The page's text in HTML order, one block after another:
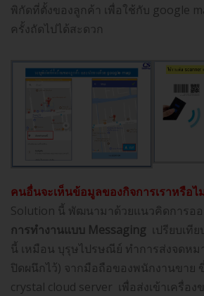
พิกัดที่ตั้งของลูกค้า เพื่อใช้กับ google
ครั้งถัดไปได้สะดวก
คนอื่นจะเห็นข้อมูลของกิจการเราหรือไ
Solution นี้ พัฒนามาด้วยแนวคิดการออ
การทำงานแบบ Messaging เปรียบเที
นี้ เหมือน บุรุษไปรษณีย์ ทำการส่งจดหม
ปิดผนึกไว้) จากมือถือของพนักงานขาย
crystal cloud server เพื่อส่งเข้าเครื่อง